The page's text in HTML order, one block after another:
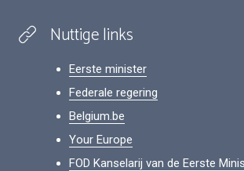
Nuttige links
Eerste minister
Federale regering
Belgium.be
Your Europe
FOD Kanselarij van de Eerste